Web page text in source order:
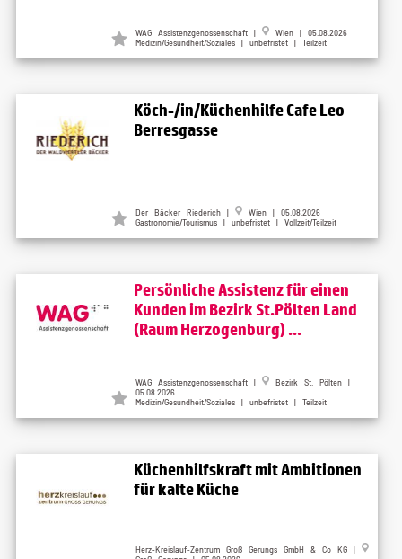
WAG Assistenzgenossenschaft |
Wien | 05.08.2026
Medizin/Gesundheit/Soziales | unbefristet | Teilzeit
Köch-/in/Küchenhilfe Cafe Leo
Berresgasse
Der Bäcker Riederich |
Wien | 05.08.2026
Gastronomie/Tourismus | unbefristet | Vollzeit/Teilzeit
Persönliche Assistenz für einen
Kunden im Bezirk St.Pölten Land
(Raum Herzogenburg) ...
WAG Assistenzgenossenschaft |
Bezirk St. Pölten |
05.08.2026
Medizin/Gesundheit/Soziales | unbefristet | Teilzeit
Küchenhilfskraft mit Ambitionen
für kalte Küche
Herz-Kreislauf-Zentrum Groß Gerungs GmbH & Co KG |